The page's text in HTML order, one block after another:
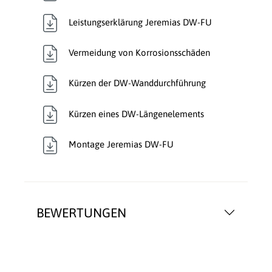
BEWERTUNGEN
Leistungserklärung Jeremias DW-FU
Vermeidung von Korrosionsschäden
Kürzen der DW-Wanddurchführung
Kürzen eines DW-Längenelements
Montage Jeremias DW-FU